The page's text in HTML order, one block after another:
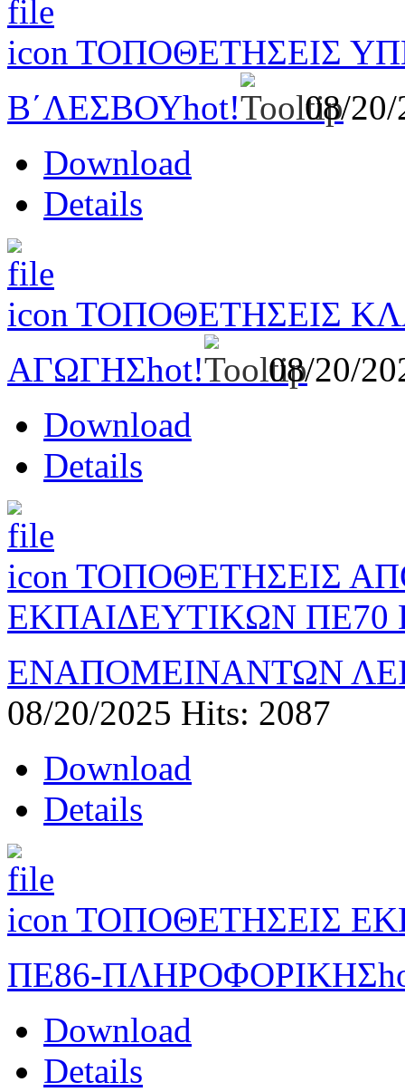
ΤΟΠΟΘΕΤΗΣΕΙΣ
Β΄ΛΕΣΒΟΥhot!
08/
Download
Details
ΤΟΠΟΘΕΤΗΣΕΙΣ
ΑΓΩΓΗΣhot!
08/20/
Download
Details
ΤΟΠΟΘΕΤΗΣΕΙΣ
ΕΚΠΑΙΔΕΥΤΙΚΩΝ ΠΕ70
ΕΝΑΠΟΜΕΙΝΑΝΤΩΝ
08/20/2025 Hits: 2087
Download
Details
ΤΟΠΟΘΕΤΗΣΕΙΣ
ΠΕ86-ΠΛΗΡΟΦΟΡΙΚΗΣ
Download
Details